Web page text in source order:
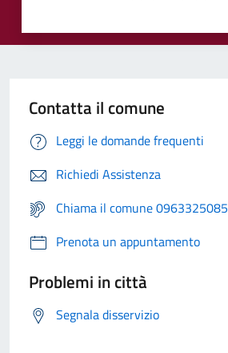
Contatta il comune
Leggi le domande frequenti
Richiedi Assistenza
Chiama il comune 0963325085
Prenota un appuntamento
Problemi in città
Segnala disservizio